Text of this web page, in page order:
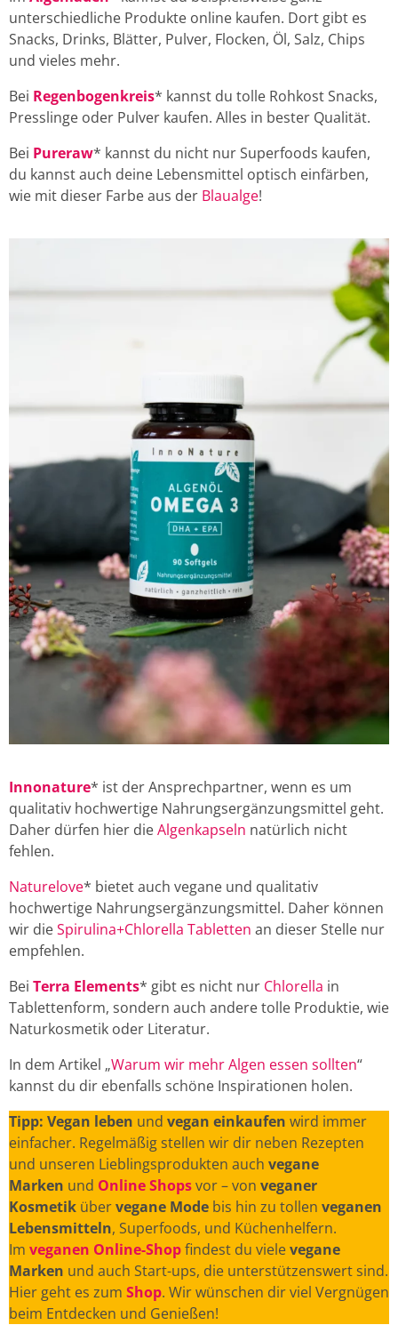
unterschiedliche Produkte online kaufen. Dort gibt es
Snacks, Drinks, Blätter, Pulver, Flocken, Öl, Salz, Chips
und vieles mehr.
Bei Regenbogenkreis* kannst du tolle Rohkost Snacks,
Presslinge oder Pulver kaufen. Alles in bester Qualität.
Bei Pureraw* kannst du nicht nur Superfoods kaufen,
du kannst auch deine Lebensmittel optisch einfärben,
wie mit dieser Farbe aus der Blaualge!
Innonature* ist der Ansprechpartner, wenn es um
qualitativ hochwertige Nahrungsergänzungsmittel geht.
Daher dürfen hier dieAlgenkapseln natürlich nicht
fehlen.
Naturelove* bietet auch vegane und qualitativ
hochwertige Nahrungsergänzungsmittel. Daher können
wir dieSpirulina+Chlorella Tabletten an dieser Stelle nur
empfehlen.
Bei Terra Elements* gibt es nicht nur Chlorella in
Tablettenform, sondern auch andere tolle Produktie, wie
Naturkosmetik oder Literatur.
In dem Artikel „Warum wir mehr Algen essen sollten“
kannst du dir ebenfalls schöne Inspirationen holen.
Tipp: Vegan leben und vegan einkaufen wird immer
einfacher. Regelmäßig stellen wir dir neben Rezepten
und unseren Lieblingsprodukten auch vegane
Marken und Online Shopsvor – von veganer
Kosmetik übervegane Mode bis hin zu tollen veganen
Lebensmitteln, Superfoods, und Küchenhelfern.
Im veganen Online-Shopfindest du vielevegane
Marken und auch Start-ups, die unterstützenswert sind.
Hier geht es zum Shop. Wir wünschen dir viel Vergnügen
beim Entdecken und Genießen!